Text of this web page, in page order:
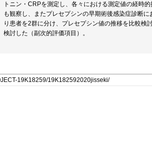
トニン・CRPを測定し、各々における測定値の経時
も観察し、またプレセプシンの早期術後感染症診断
り患者を2群に分け、プレセプシン値の推移を比較検
検討した（副次的評価項目）。